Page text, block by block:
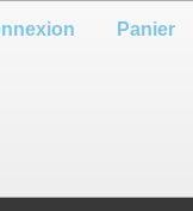
Panier